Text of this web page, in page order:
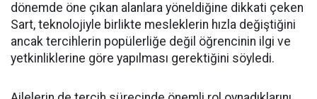
dönemde öne çıkan alanlara yöneldiğine dikkati çeken
Sart, teknolojiyle birlikte mesleklerin hızla değiştiğini
ancak tercihlerin popülerliğe değil öğrencinin ilgi ve
yetkinliklerine göre yapılması gerektiğini söyledi.